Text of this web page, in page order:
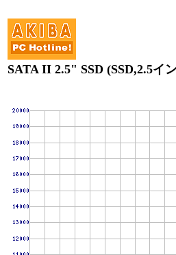
SATA II 2.5" SSD (SSD,2.5イ